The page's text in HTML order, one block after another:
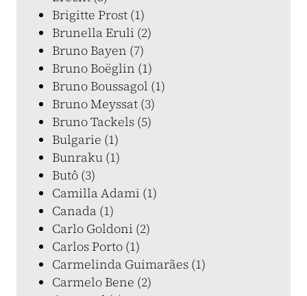
Brigitte Prost (1)
Brunella Eruli (2)
Bruno Bayen (7)
Bruno Boëglin (1)
Bruno Boussagol (1)
Bruno Meyssat (3)
Bruno Tackels (5)
Bulgarie (1)
Bunraku (1)
Butô (3)
Camilla Adami (1)
Canada (1)
Carlo Goldoni (2)
Carlos Porto (1)
Carmelinda Guimarães (1)
Carmelo Bene (2)